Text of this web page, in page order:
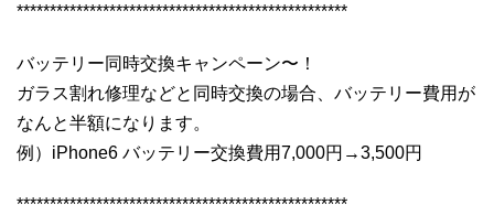
**************************************************
バッテリー同時交換キャンペーン〜！
ガラス割れ修理などと同時交換の場合、バッテリー費用が
なんと半額になります。
例）iPhone6 バッテリー交換費用7,000円→3,500円
**************************************************